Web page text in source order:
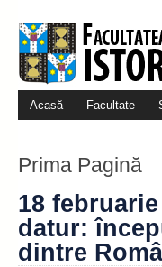
Acasă Facultate
Prima Pagină
18
datur:
dintre